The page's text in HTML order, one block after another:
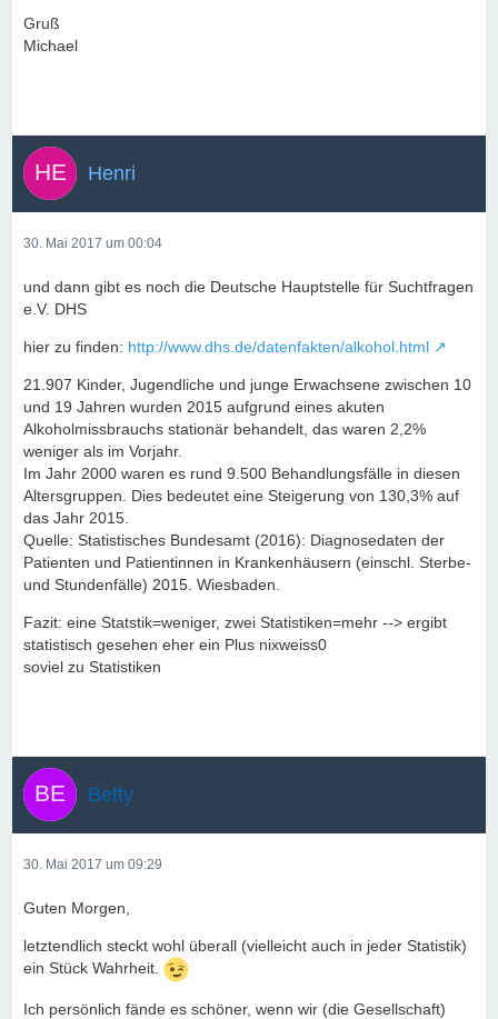
Gruß
Michael
Henri
30. Mai 2017 um 00:04
und dann gibt es noch die Deutsche Hauptstelle für Suchtfragen
e.V. DHS
hier zu finden: http://www.dhs.de/datenfakten/alkohol.html
21.907 Kinder, Jugendliche und junge Erwachsene zwischen 10
und 19 Jahren wurden 2015 aufgrund eines akuten
Alkoholmissbrauchs stationär behandelt, das waren 2,2%
weniger als im Vorjahr.
Im Jahr 2000 waren es rund 9.500 Behandlungsfälle in diesen
Altersgruppen. Dies bedeutet eine Steigerung von 130,3% auf
das Jahr 2015.
Quelle: Statistisches Bundesamt (2016): Diagnosedaten der
Patienten und Patientinnen in Krankenhäusern (einschl. Sterbe-
und Stundenfälle) 2015. Wiesbaden.
Fazit: eine Statstik=weniger, zwei Statistiken=mehr --> ergibt
statistisch gesehen eher ein Plus nixweiss0
soviel zu Statistiken
Betty
30. Mai 2017 um 09:29
Guten Morgen,
letztendlich steckt wohl überall (vielleicht auch in jeder Statistik)
ein Stück Wahrheit.
Ich persönlich fände es schöner, wenn wir (die Gesellschaft)